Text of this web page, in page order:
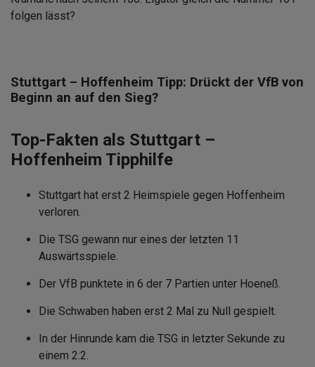
folgen lässt?
Stuttgart – Hoffenheim Tipp: Drückt der VfB von
Beginn an auf den Sieg?
Top-Fakten als Stuttgart –
Hoffenheim Tipphilfe
Stuttgart hat erst 2 Heimspiele gegen Hoffenheim
verloren.
Die TSG gewann nur eines der letzten 11
Auswärtsspiele.
Der VfB punktete in 6 der 7 Partien unter Hoeneß.
Die Schwaben haben erst 2 Mal zu Null gespielt.
In der Hinrunde kam die TSG in letzter Sekunde zu
einem 2:2.